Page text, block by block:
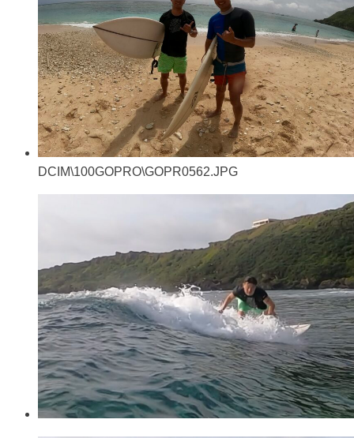
DCIM\100GOPRO\GOPR0562.JPG